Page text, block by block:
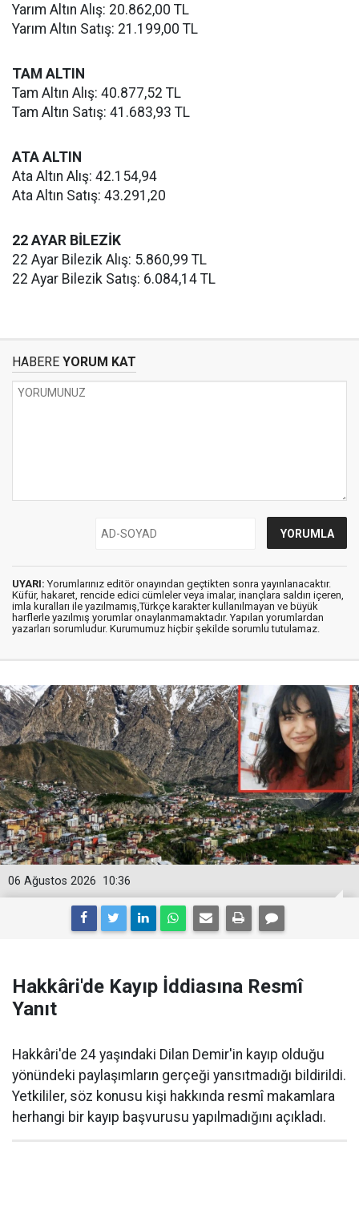
Yarım Altın Alış: 20.862,00 TL
Yarım Altın Satış: 21.199,00 TL
TAM ALTIN
Tam Altın Alış: 40.877,52 TL
Tam Altın Satış: 41.683,93 TL
ATA ALTIN
Ata Altın Alış: 42.154,94
Ata Altın Satış: 43.291,20
22 AYAR BİLEZİK
22 Ayar Bilezik Alış: 5.860,99 TL
22 Ayar Bilezik Satış: 6.084,14 TL
HABERE YORUM KAT
UYARI: Yorumlarınız editör onayından geçtikten sonra yayınlanacaktır.
Küfür, hakaret, rencide edici cümleler veya imalar, inançlara saldırı içeren,
imla kuralları ile yazılmamış,Türkçe karakter kullanılmayan ve büyük
harflerle yazılmış yorumlar onaylanmamaktadır. Yapılan yorumlardan
yazarları sorumludur. Kurumumuz hiçbir şekilde sorumlu tutulamaz.
10:36
06 Ağustos 2026
Hakkâri'de Kayıp İddiasına Resmî
Yanıt
Hakkâri'de 24 yaşındaki Dilan Demir'in kayıp olduğu
yönündeki paylaşımların gerçeği yansıtmadığı bildirildi.
Yetkililer, söz konusu kişi hakkında resmî makamlara
herhangi bir kayıp başvurusu yapılmadığını açıkladı.